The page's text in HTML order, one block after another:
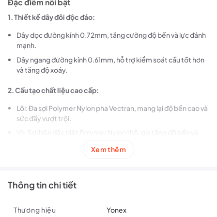
Đặc điểm nổi bật
1. Thiết kế dây đôi độc đáo:
Dây dọc đường kính 0.72mm, tăng cường độ bền và lực đánh
mạnh.
Dây ngang đường kính 0.61mm, hỗ trợ kiểm soát cầu tốt hơn
và tăng độ xoáy.
2. Cấu tạo chất liệu cao cấp:
Lõi: Đa sợi Polymer Nylon pha Vectran, mang lại độ bền cao và
sức đẩy vượt trội.
Vỏ: Sợi bện đặc biệt Polymer Nylon thô, gia tăng độ bền và
Lực đẩy: 10/10, cho những cú smash mạnh mẽ.
Âm thanh: 9/10, tạo tiếng nổ vang khi đập cầu.
Xem thêm
Thông tin chi tiết
Thương hiệu Yonex